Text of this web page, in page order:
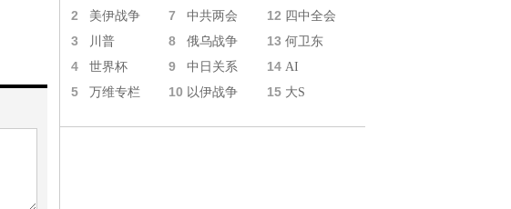
2 美伊战争 7 中共两会 12 四中全会
3 川普 8 俄乌战争 13 何卫东
4 世界杯 9 中日关系 14 AI
5 万维专栏 10 以伊战争 15 大S